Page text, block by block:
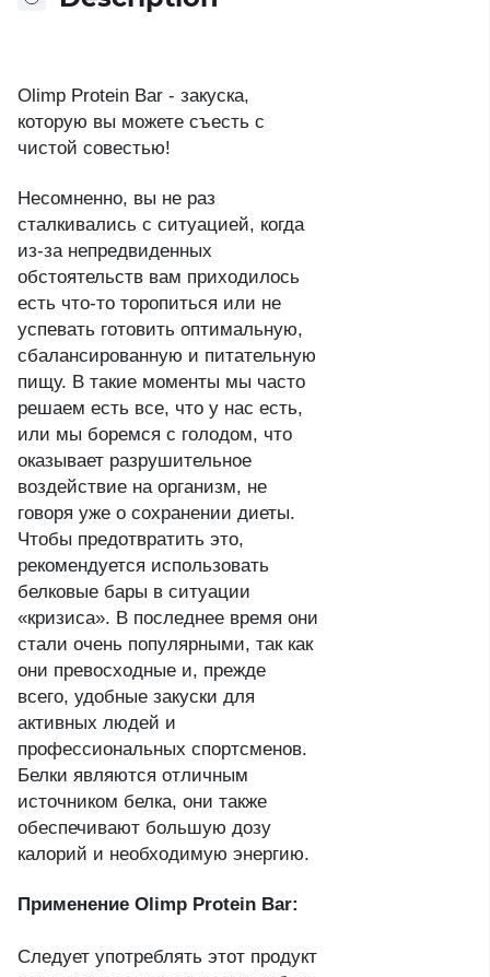
Olimp Protein Bar - закуска,
которую вы можете съесть с
чистой совестью!
Несомненно, вы не раз
сталкивались с ситуацией, когда
из-за непредвиденных
обстоятельств вам приходилось
есть что-то торопиться или не
успевать готовить оптимальную,
сбалансированную и питательную
пищу. В такие моменты мы часто
решаем есть все, что у нас есть,
или мы боремся с голодом, что
оказывает разрушительное
воздействие на организм, не
говоря уже о сохранении диеты.
Чтобы предотвратить это,
рекомендуется использовать
белковые бары в ситуации
«кризиса». В последнее время они
стали очень популярными, так как
они превосходные и, прежде
всего, удобные закуски для
активных людей и
профессиональных спортсменов.
Белки являются отличным
источником белка, они также
обеспечивают большую дозу
калорий и необходимую энергию.
Применение Olimp Protein Bar:
Следует употреблять этот продукт